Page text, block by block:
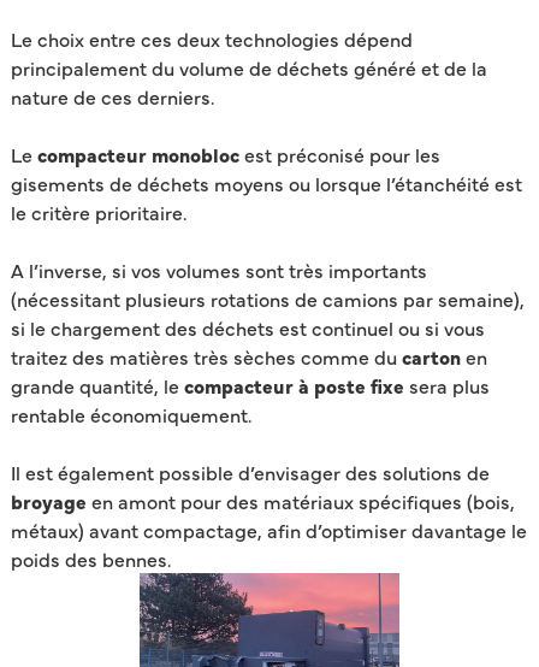
Le choix entre ces deux technologies dépend
principalement du volume de déchets généré et de la
nature de ces derniers.
Le compacteur monoblocest préconisé pour les
gisements de déchets moyens ou lorsque l’étanchéité est
le critère prioritaire.
A l’inverse, si vos volumes sont très importants
(nécessitant plusieurs rotations de camions par semaine),
si le chargement des déchets est continuel ou si vous
traitez des matières très sèches comme du cartonen
grande quantité, le compacteur à poste fixe sera plus
rentable économiquement.
Il est également possible d’envisager des solutions de
broyage en amont pour des matériaux spécifiques (bois,
métaux) avant compactage, afin d’optimiser davantage le
poids des bennes.